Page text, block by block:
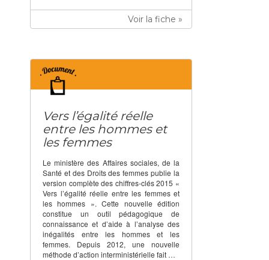
Voir la fiche »
Vers l’égalité réelle
entre les hommes et
les femmes
Le ministère des Affaires sociales, de la
Santé et des Droits des femmes publie la
version complète des chiffres-clés 2015 «
Vers l’égalité réelle entre les femmes et
les hommes ». Cette nouvelle édition
constitue un outil pédagogique de
connaissance et d’aide à l’analyse des
inégalités entre les hommes et les
femmes. Depuis 2012, une nouvelle
méthode d’action interministérielle fait …